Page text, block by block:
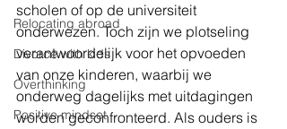
Relocating abroad
Divorce with kids
Overthinking
Positive mindset
scholen of op de universiteit
onderwezen. Toch zijn we plotseling
verantwoordelijk voor het opvoeden
van onze kinderen, waarbij we
onderweg dagelijks met uitdagingen
worden geconfronteerd. Als ouders is